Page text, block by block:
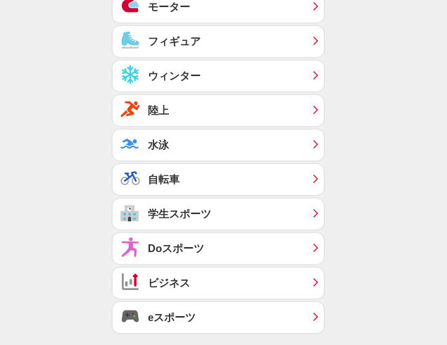
モーター
フィギュア
ウィンター
陸上
水泳
自転車
学生スポーツ
Doスポーツ
ビジネス
eスポーツ